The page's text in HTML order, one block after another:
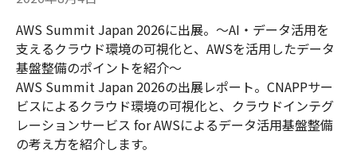
AWS Summit Japan 2026に出展。～AI・データ活用を
支えるクラウド環境の可視化と、AWSを活用したデータ
基盤整備のポイントを紹介～
AWS Summit Japan 2026の出展レポート。CNAPPサー
ビスによるクラウド環境の可視化と、クラウドインテグ
レーションサービス for AWSによるデータ活用基盤整備
の考え方を紹介します。